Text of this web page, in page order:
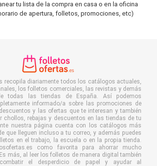
tu lista de la compra en casa o en la oficina
de apertura, folletos, promociones, etc)
recopila diariamente todos los catálogos actuales,
los folletos comerciales, las revistas y demás
todas las tiendas de España. Así podemos
informado/a sobre las promociones de
y las ofertas que te interesan y también
chollos, rebajas y descuentos en las tiendas de tu
nuestra página cuenta con los catálogos más
que lleguen incluso a tu correo, y además puedes
en el trabajo, la escuela o en la propia tienda.
como favorita para ahorrar mucho
más, al leer los folletos de manera digital también
el desperdicio de papel y ayudar al